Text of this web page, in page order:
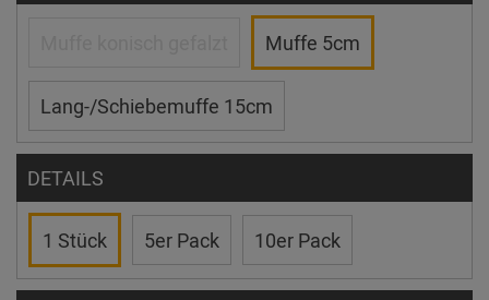
Muffe 5cm
Lang-/Schiebemuffe 15cm
DETAILS
1 Stück 5er Pack 10er Pack